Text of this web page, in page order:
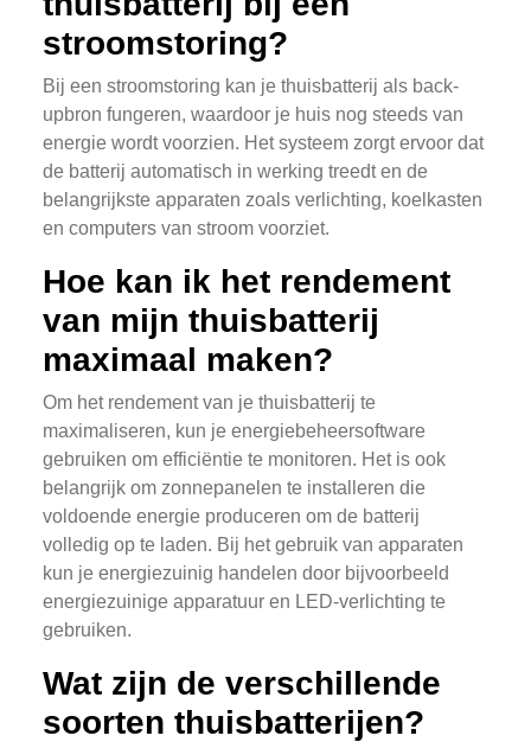
stroomstoring?
Bij een stroomstoring kan je thuisbatterij als back-
upbron fungeren, waardoor je huis nog steeds van
energie wordt voorzien. Het systeem zorgt ervoor dat
de batterij automatisch in werking treedt en de
belangrijkste apparaten zoals verlichting, koelkasten
en computers van stroom voorziet.
Hoe kan ik het rendement
van mijn thuisbatterij
maximaal maken?
Om het rendement van je thuisbatterij te
maximaliseren, kun je energiebeheersoftware
gebruiken om efficiëntie te monitoren. Het is ook
belangrijk om zonnepanelen te installeren die
voldoende energie produceren om de batterij
volledig op te laden. Bij het gebruik van apparaten
kun je energiezuinig handelen door bijvoorbeeld
energiezuinige apparatuur en LED-verlichting te
gebruiken.
Wat zijn de verschillende
soorten thuisbatterijen?